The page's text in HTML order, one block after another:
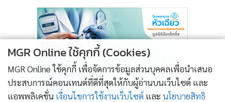
MGR Online ใช้คุกกี้ (Cookies)
MGR Online ใช้คุกกี้ เพื่อจัดการข้อมูลส่วนบุคคลเพื่อนำเสนอ
ประสบการณ์คอนเทนต์ที่ดีที่สุดให้กับผู้อ่านบนเว็บไซต์ และ
แอพพลิเคชั่น เงื่อนไขการใช้งานเว็บไซต์ และ นโยบายสิทธิ